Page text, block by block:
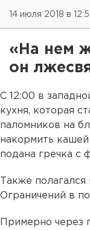
14 июля 2018 в
«На нем
он
С 12:00 в
кухня, которая
паломников на
накормить
подана гречка с
Также полагался
Ограничений в
Примерно через